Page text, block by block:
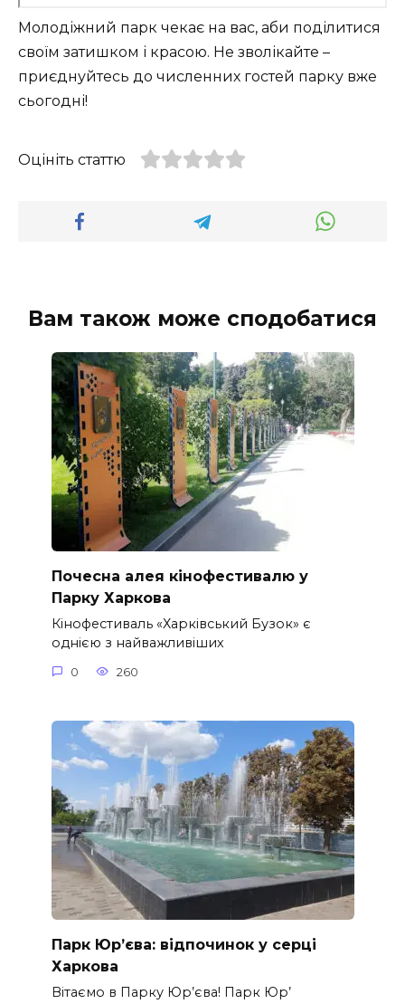
Молодіжний парк чекає на вас, аби поділитися
своїм затишком і красою. Не зволікайте –
приєднуйтесь до численних гостей парку вже
сьогодні!
Оцініть статтю
Вам також може сподобатися
Почесна алея кінофестивалю у
Парку Харкова
Кінофестиваль «Харківський Бузок» є
однією з найважливіших
0 260
Парк Юр’єва: відпочинок у серці
Харкова
Вітаємо в Парку Юр’єва! Парк Юр’